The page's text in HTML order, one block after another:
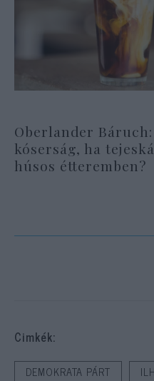
Oberlander
kóserság, ha
húsos étteremben?
Cimkék:
DEMOKRATA PÁRT